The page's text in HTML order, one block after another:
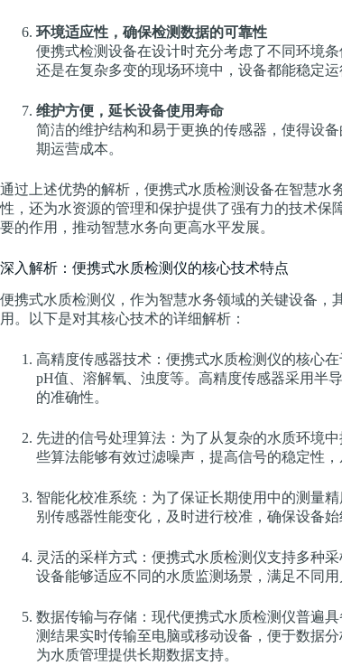
环境适应性，确保检测数据的可靠性
便携式检测设备在设计时充分考虑了不同环境
还是在复杂多变的现场环境中，设备都能稳定运
维护方便，延长设备使用寿命
简洁的维护结构和易于更换的传感器，使得设
期运营成本。
通过上述优势的解析，便携式水质检测设备在智慧
性，还为水资源的管理和保护提供了强有力的技术
要的作用，推动智慧水务向更高水平发展。
深入解析：便携式水质检测仪的核心技术特点
便携式水质检测仪，作为智慧水务领域的关键设备
用。以下是对其核心技术的详细解析：
高精度传感器技术：便携式水质检测仪的核心
pH值、溶解氧、浊度等。高精度传感器采用半
的准确性。
先进的信号处理算法：为了从复杂的水质环境
些算法能够有效过滤噪声，提高信号的稳定性，
智能化校准系统：为了保证长期使用中的测量
别传感器性能变化，及时进行校准，确保设备始
灵活的采样方式：便携式水质检测仪支持多种
设备能够适应不同的水质监测场景，满足不同用
数据传输与存储：现代便携式水质检测仪普遍
测结果实时传输至电脑或移动设备，便于数据
为水质管理提供长期数据支持。